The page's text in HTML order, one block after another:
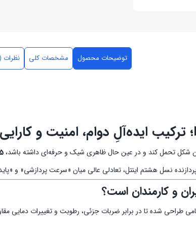
توضیحات محصول مشخصات کلی نظرات
شکل تحمل کند و در عین حال ظاهری شیک و حرفه‌ای داشته باشد،
طراحی شده تا در برابر ضربات جزئی، رطوبت و تغییرات